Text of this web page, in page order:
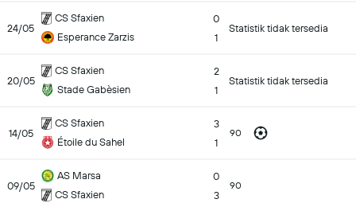
24/05
CS Sfaxien
Esperance Zarzis
0
1
Statistik tidak tersedia
20/05
CS Sfaxien
Stade Gabèsien
2
1
Statistik tidak tersedia
14/05
CS Sfaxien
Étoile du Sahel
3
1
90
09/05
AS Marsa
CS Sfaxien
0
3
90